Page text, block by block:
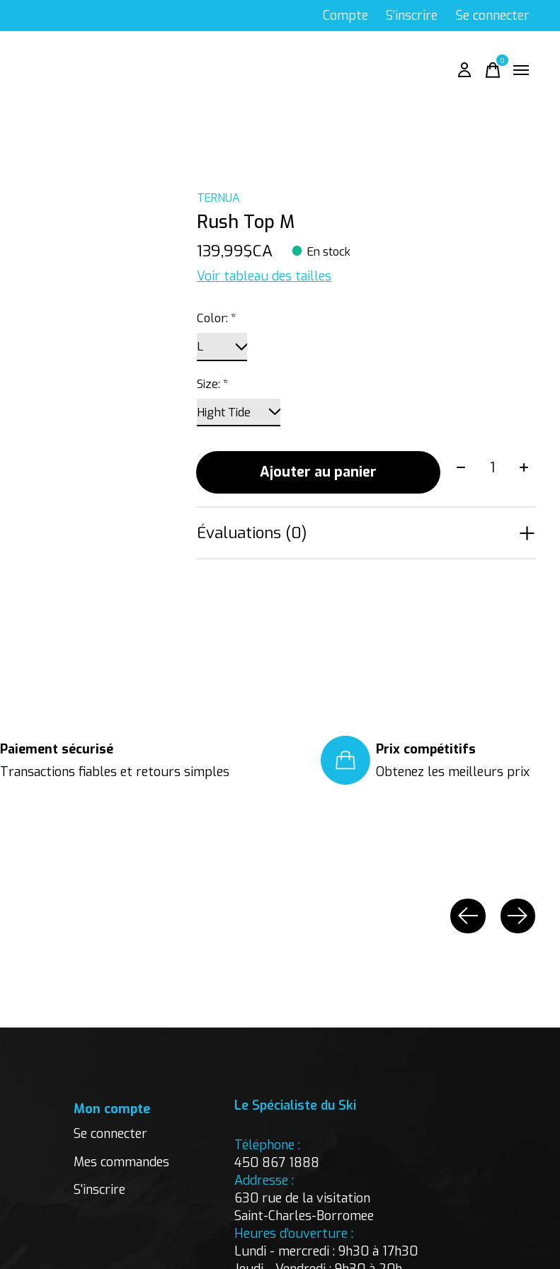
Compte S'inscrire Se connecter
0items
TERNUA
Rush Top M
139,99$CA En stock
Voir tableau des tailles
Color: *
Size: *
Ajouter au panier
Quantité:
Évaluations (0)
Paiement sécurisé
Transactions fiables et retours simples
Prix compétitifs
Obtenez les meilleurs prix
Mon compte
Se connecter
Mes commandes
S'inscrire
Le Spécialiste du Ski
Téléphone :
450 867 1888
Addresse :
630 rue de la visitation
Saint-Charles-Borromee
Heures d’ouverture :
Lundi - mercredi : 9h30 à 17h30